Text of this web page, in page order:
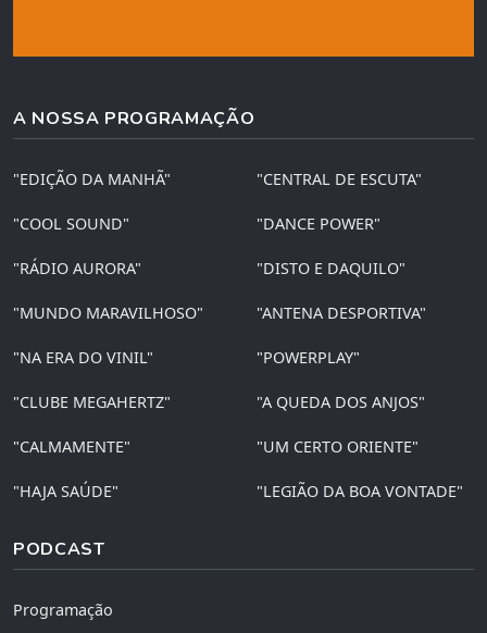
A NOSSA PROGRAMAÇÃO
"EDIÇÃO DA MANHÃ" "CENTRAL DE ESCUTA"
"COOL SOUND" "DANCE POWER"
"RÁDIO AURORA" "DISTO E DAQUILO"
"MUNDO MARAVILHOSO" "ANTENA DESPORTIVA"
"NA ERA DO VINIL" "POWERPLAY"
"CLUBE MEGAHERTZ" "A QUEDA DOS ANJOS"
"CALMAMENTE" "UM CERTO ORIENTE"
"HAJA SAÚDE" "LEGIÃO DA BOA VONTADE"
PODCAST
Programação